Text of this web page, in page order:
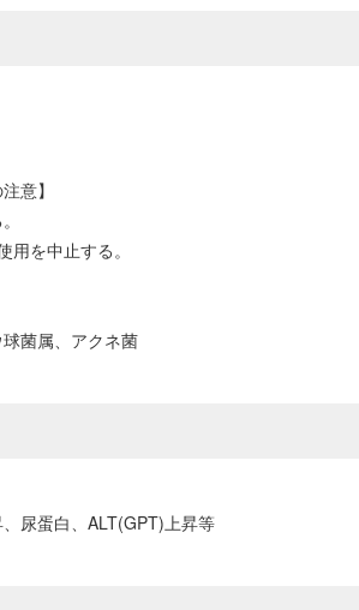
意】
を中止する。
菌属、アクネ菌
尿蛋白、ALT(GPT)上昇等